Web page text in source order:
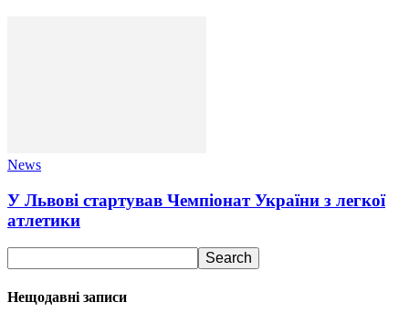
News
У Львові стартував Чемпіонат України з легкої
атлетики
Нещодавні записи